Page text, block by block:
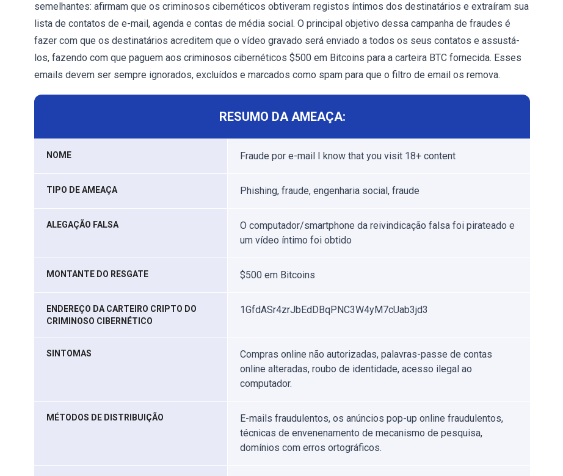
semelhantes: afirmam que os criminosos cibernéticos obtiveram registos íntimos dos destinatários e extraíram sua
lista de contatos de e-mail, agenda e contas de média social. O principal objetivo dessa campanha de fraudes é
fazer com que os destinatários acreditem que o vídeo gravado será enviado a todos os seus contatos e assustá-
los, fazendo com que paguem aos criminosos cibernéticos $500 em Bitcoins para a carteira BTC fornecida. Esses
emails devem ser sempre ignorados, excluídos e marcados como spam para que o filtro de email os remova.
RESUMO DA AMEAÇA:
NOME Fraude por e-mail I know that you visit 18+ content
TIPO DE AMEAÇA Phishing, fraude, engenharia social, fraude
ALEGAÇÃO FALSA
O computador/smartphone da reivindicação falsa foi pirateado e
um vídeo íntimo foi obtido
MONTANTE DO RESGATE $500 em Bitcoins
ENDEREÇO DA CARTEIRO CRIPTO DO
CRIMINOSO CIBERNÉTICO
1GfdASr4zrJbEdDBqPNC3W4yM7cUab3jd3
SINTOMAS
Compras online não autorizadas, palavras-passe de contas
online alteradas, roubo de identidade, acesso ilegal ao
computador.
MÉTODOS DE DISTRIBUIÇÃO
E-mails fraudulentos, os anúncios pop-up online fraudulentos,
técnicas de envenenamento de mecanismo de pesquisa,
domínios com erros ortográficos.